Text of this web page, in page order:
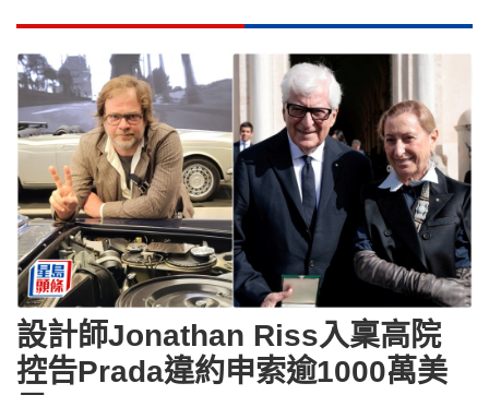
設計師Jonathan Riss入稟高院
控告Prada違約申索逾1000萬美